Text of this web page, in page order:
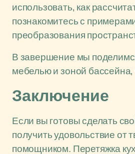
использовать, как
познакомитесь с
преобразования
В завершение мы
мебелью и зоной
Заключение
Если вы готовы сделать
получить удовольствие
помощником. Перетяжка